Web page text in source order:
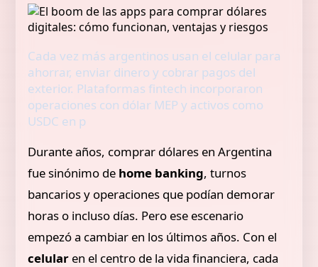
Cada vez más argentinos usan el celular para
ahorrar, enviar dinero y cobrar pagos del
exterior. Plataformas fintech incorporaron
operaciones con dólar MEP y activos como
USDC en p
Durante años, comprar dólares en Argentina
fue sinónimo de home banking, turnos
bancarios y operaciones que podían demorar
horas o incluso días. Pero ese escenario
empezó a cambiar en los últimos años. Con el
celular en el centro de la vida financiera, cada